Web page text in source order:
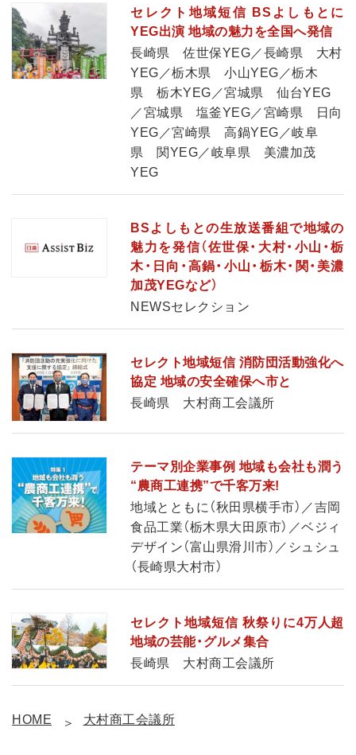
セレクト地域短信 BSよしもとに
YEG出演 地域の魅力を全国へ発信
長崎県 佐世保YEG／長崎県 大村
YEG／栃木県 小山YEG／栃木
県 栃木YEG／宮城県 仙台YEG
／宮城県 塩釜YEG／宮崎県 日向
YEG／宮崎県 高鍋YEG／岐阜
県 関YEG／岐阜県 美濃加茂
YEG
BSよしもとの生放送番組で地域の
魅力を発信（佐世保・大村・小山・栃
木・日向・高鍋・小山・栃木・関・美濃
加茂YEGなど）
NEWSセレクション
セレクト地域短信 消防団活動強化へ
協定 地域の安全確保へ市と
長崎県 大村商工会議所
テーマ別企業事例 地域も会社も潤う
“農商工連携”で千客万来!
地域とともに（秋田県横手市）／吉岡
食品工業（栃木県大田原市）／ベジィ
デザイン（富山県滑川市）／シュシュ
（長崎県大村市）
セレクト地域短信 秋祭りに4万人超
地域の芸能・グルメ集合
長崎県 大村商工会議所
HOME 大村商工会議所